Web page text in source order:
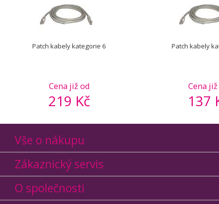
Cena již od
219 Kč
Patch kabely kategorie 6
Cena
137
Patch kabely
Vše o nákupu
Zákaznický servis
O společnosti